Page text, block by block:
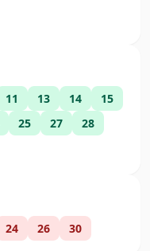
11 13 14
15
25 27
28
24 26 30